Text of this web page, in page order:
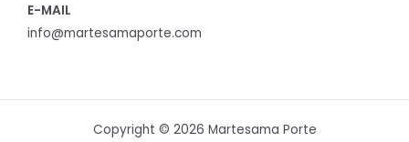
E-MAIL
info@martesamaporte.com
Copyright © 2026 Martesama Porte